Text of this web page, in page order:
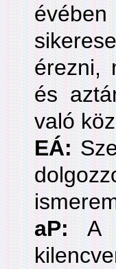
érezni,
és
való
EÁ:
aP:A